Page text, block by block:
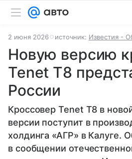
2 июня 2026 источник: Известия -
Новую версию
Tenet T8
России
Кроссовер Tenet T8 в
версии поступит в
холдинга «АГР» в Калуге.
в сообщении